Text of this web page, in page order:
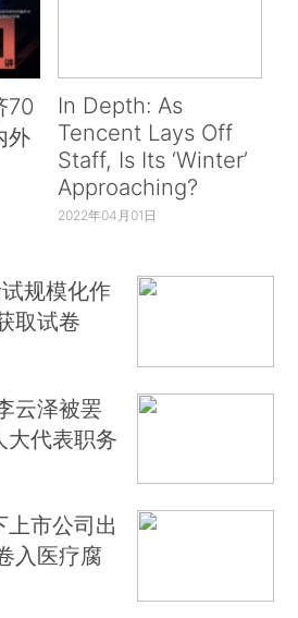
70
外
In Depth: As
Tencent Lays Off
Staff, Is Its ‘Winter’
Approaching?
2022年04月01日
规模化作
取试卷
云泽被罢
大代表职务
上市公司出
入医疗腐